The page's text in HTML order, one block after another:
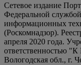
Сетевое издание
Федеральной
информационных
(Роскомнадзор).
апреля 2020 года.
ответственностью
Вологодская обл., г.